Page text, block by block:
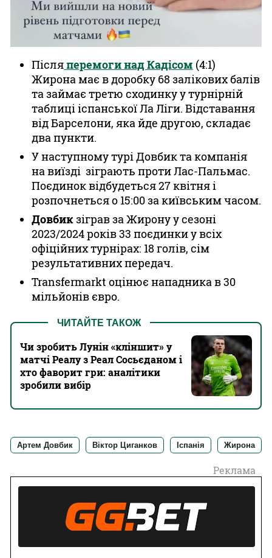
Післяперемоги над Кадісом (4:1)
Жирона має в доробку 68 залікових балів
та займає третю сходинку у турнірній
таблиці іспанської Ла Ліги. Відставання
від Барселони, яка йде другою, складає
два пункти.
У наступному турі Довбик та компанія
на виїзді зіграють проти Лас-Пальмас.
Поєдинок відбудеться 27 квітня і
розпочнеться о 15:00 за київським часом.
Довбикзіграв за Жирону у сезоні
2023/2024 років 33 поєдинки у всіх
офіційних турнірах: 18 голів, сім
результативних передач.
Transfermarkt оцінює нападника в 30
мільйонів євро.
ЧИТАЙТЕ ТАКОЖ
Чи зробить Лунін «кліншит‎» у
матчі Реалу з Реал Сосьєданом і
хто фаворит гри: аналітики
зробили вибір
Артем Довбик Віктор Циганков Іспанія Жирона
Реклама